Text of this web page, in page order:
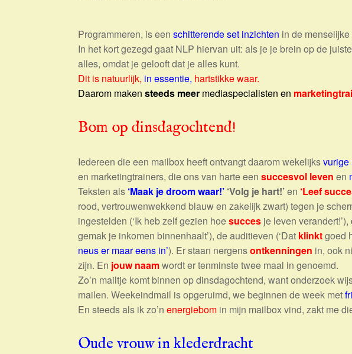
Programmeren, is een schitterende set inzichten in de menselijke
In het kort gezegd gaat NLP hiervan uit: als je je brein op de
alles, omdat je gelooft dat je alles kunt.
Dit is natuurlijk, in essentie, hartstikke waar.
Daarom maken steeds meer mediaspecialisten en
Bom op dinsdagochtend!
Iedereen die een mailbox heeft ontvangt daarom wekelijksvurige
en marketingtrainers, die ons van harte een succesvol leven en
Teksten als ‘Maak je droom waar!’ ‘Volg je hart!’en ‘Leef
rood, vertrouwenwekkend blauw en zakelijk zwart) tegen je
ingestelden (‘Ik heb zelf gezien hoesucces je leven
gemak je inkomen binnenhaalt’), de auditieven (‘Dat klinktgoed
neus er maar eens in’). Er staan nergensontkenningen in, ook
zijn. En jouw naamwordt er tenminste twee maal in genoemd.
Zo’n mailtje komt binnen op dinsdagochtend, want onderzoek
mailen. Weekeindmail is opgeruimd, we beginnen de week met
En steeds als ik zo’n energiebom in mijn mailbox vind, zakt me
Oude vrouw in klederdracht